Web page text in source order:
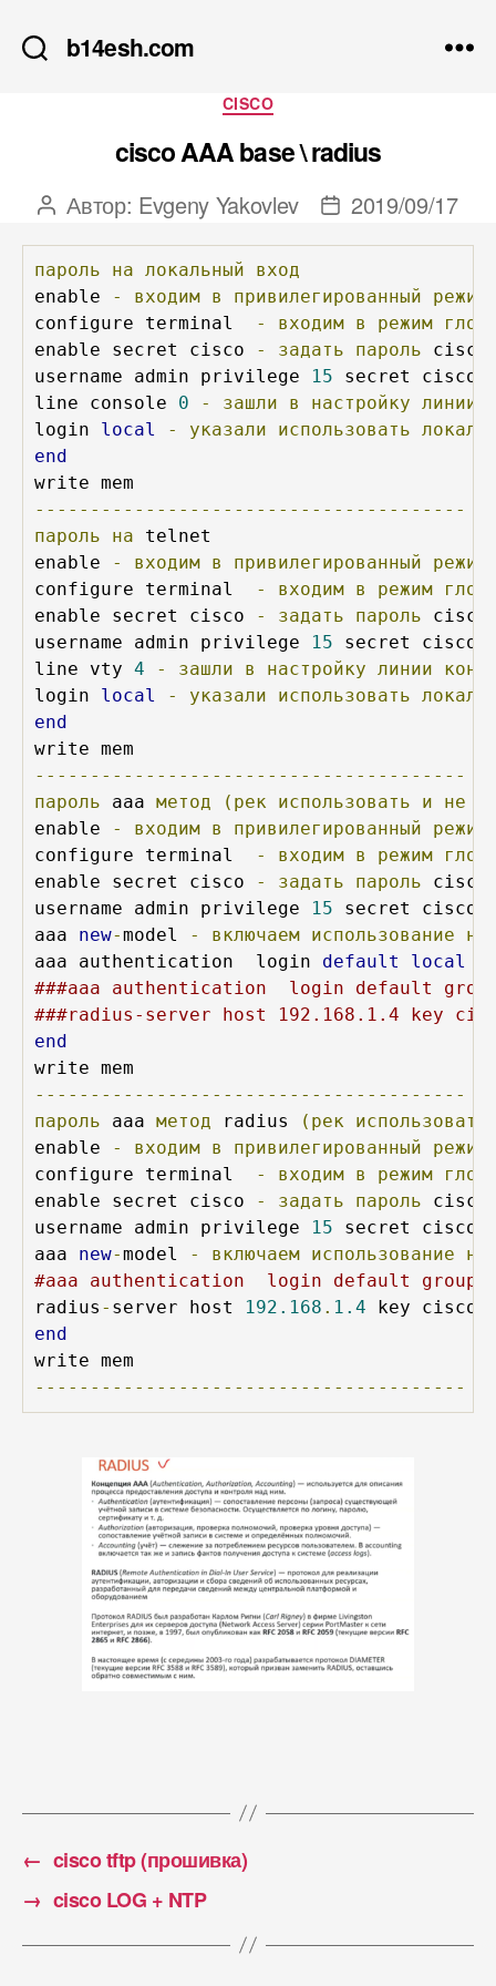
b14esh.com
Рубрики
CISCO
cisco AAA base \ radius
Автор
записи
Автор: Evgeny Yakovlev
Дата
записи
2019/09/17
пароль на локальный
вход
enable
- входим в привилегированный
режим
configure terminal
- входим в режим
enable secret cisco
- задать пароль
username admin privilege
15 secret cisco
line console 0 - зашли в настройку линии
login local - указали использовать
end
---------------------------------------
пароль
на telnet
enable
- входим в привилегированный
режим
configure terminal
- входим в режим
enable secret cisco
- задать пароль
username admin privilege
15 secret cisco
line vty 4 - зашли в настройку линии
login local - указали использовать
end
---------------------------------------
пароль aaa метод (рек использовать и не
enable
- входим в привилегированный
режим
configure terminal
- входим в режим
enable secret cisco
- задать пароль
username admin privilege
15 secret cisco
aaa new-model - включаем использование
aaa authentication  login default local
###aaa authentication  login default group
###radius-server host 192.168.1.4 key cisco
end
---------------------------------------
пароль aaa метод radius (рек
использовать
enable
- входим в привилегированный
режим
configure terminal
- входим в режим
enable secret cisco
- задать пароль
username admin privilege
15 secret cisco
aaa new-model - включаем использование
#aaa authentication  login default group
radius - server host 192.168 . 1.4 key cisco
end
---------------------------------------
← cisco tftp (прошивка)
→ cisco LOG + NTP